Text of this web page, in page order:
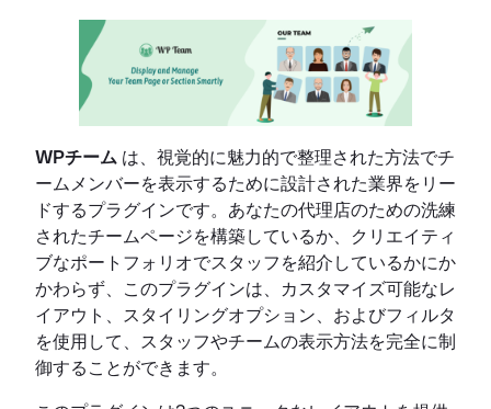
WPチーム は、視覚的に魅力的で整理された方法でチ
ームメンバーを表示するために設計された業界をリー
ドするプラグインです。あなたの代理店のための洗練
されたチームページを構築しているか、クリエイティ
ブなポートフォリオでスタッフを紹介しているかにか
かわらず、このプラグインは、カスタマイズ可能なレ
イアウト、スタイリングオプション、およびフィルタ
を使用して、スタッフやチームの表示方法を完全に制
御することができます。